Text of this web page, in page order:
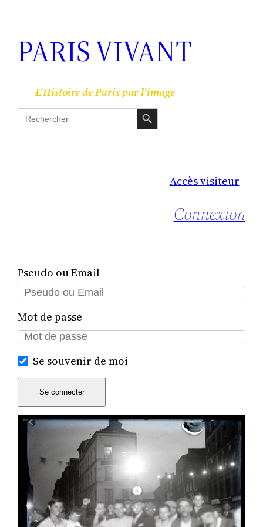
PARIS VIVANT
L'Histoire de Paris par l'image
Search
for:
Search Button
Accès visiteur
Connexion
Pseudo ou Email
Mot de passe
Se souvenir de moi